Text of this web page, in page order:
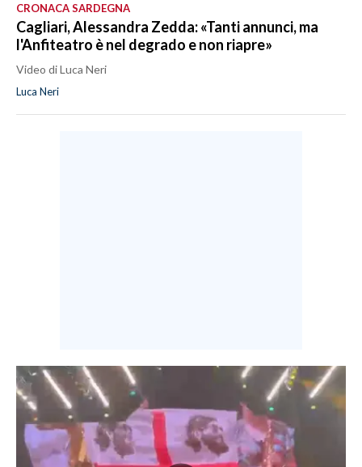
CRONACA SARDEGNA
Cagliari, Alessandra Zedda: «Tanti annunci, ma
l'Anfiteatro è nel degrado e non riapre»
Video di Luca Neri
Luca Neri